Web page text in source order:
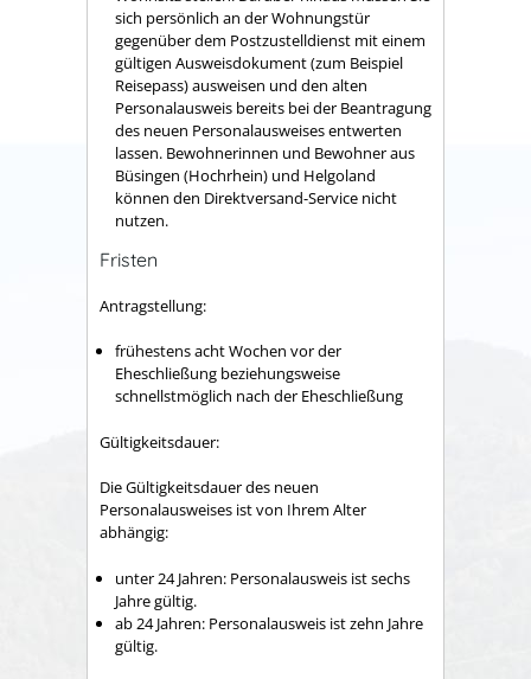
sich persönlich an der Wohnungstür
gegenüber dem Postzustelldienst mit einem
gültigen Ausweisdokument (zum Beispiel
Reisepass) ausweisen und den alten
Personalausweis bereits bei der Beantragung
des neuen Personalausweises entwerten
lassen. Bewohnerinnen und Bewohner aus
Büsingen (Hochrhein) und Helgoland
können den Direktversand-Service nicht
nutzen.
Fristen
Antragstellung:
frühestens acht Wochen vor der
Eheschließung beziehungsweise
schnellstmöglich nach der Eheschließung
Gültigkeitsdauer:
Die Gültigkeitsdauer des neuen
Personalausweises ist von Ihrem Alter
abhängig:
unter 24 Jahren: Personalausweis ist sechs
Jahre gültig.
ab 24 Jahren: Personalausweis ist zehn Jahre
gültig.